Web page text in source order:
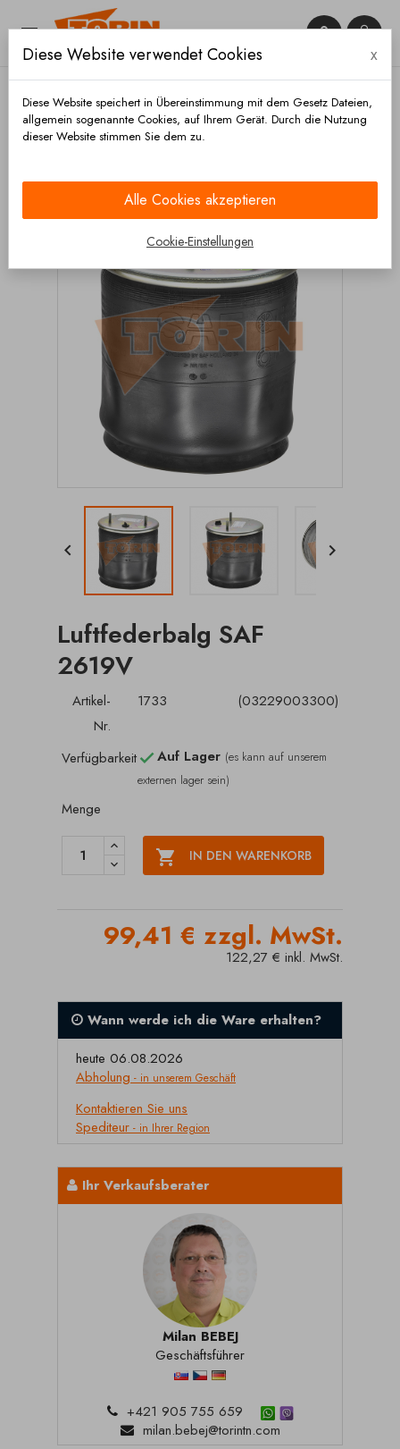
 

 
Luftfederbalg SAF
2619V
Artikel-
Nr.
1733 (03229003300)
Verfügbarkeit Auf Lager (es kann auf unserem
externen lager sein)
Menge
 IN DEN WARENKORB
99,41 € zzgl. MwSt.
122,27 € inkl. MwSt.
Wann werde ich die Ware erhalten?
heute 06.08.2026
Abholung - in unserem Geschäft
Kontaktieren Sie uns
Spediteur - in Ihrer Region
Ihr Verkaufsberater
Milan BEBEJ
Geschäftsführer
+421 905 755 659
milan.bebej@torintn.com
Diese Website verwendet Cookies x
Diese Website speichert in Übereinstimmung mit dem Gesetz Dateien,
allgemein sogenannte Cookies, auf Ihrem Gerät. Durch die Nutzung
dieser Website stimmen Sie dem zu.
Alle Cookies akzeptieren
Cookie-Einstellungen